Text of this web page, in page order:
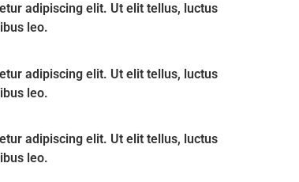
adipiscing elit. Ut elit tellus, luctus
leo.
adipiscing elit. Ut elit tellus, luctus
leo.
adipiscing elit. Ut elit tellus, luctus
leo.